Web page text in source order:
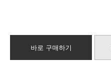
바로 구매하기